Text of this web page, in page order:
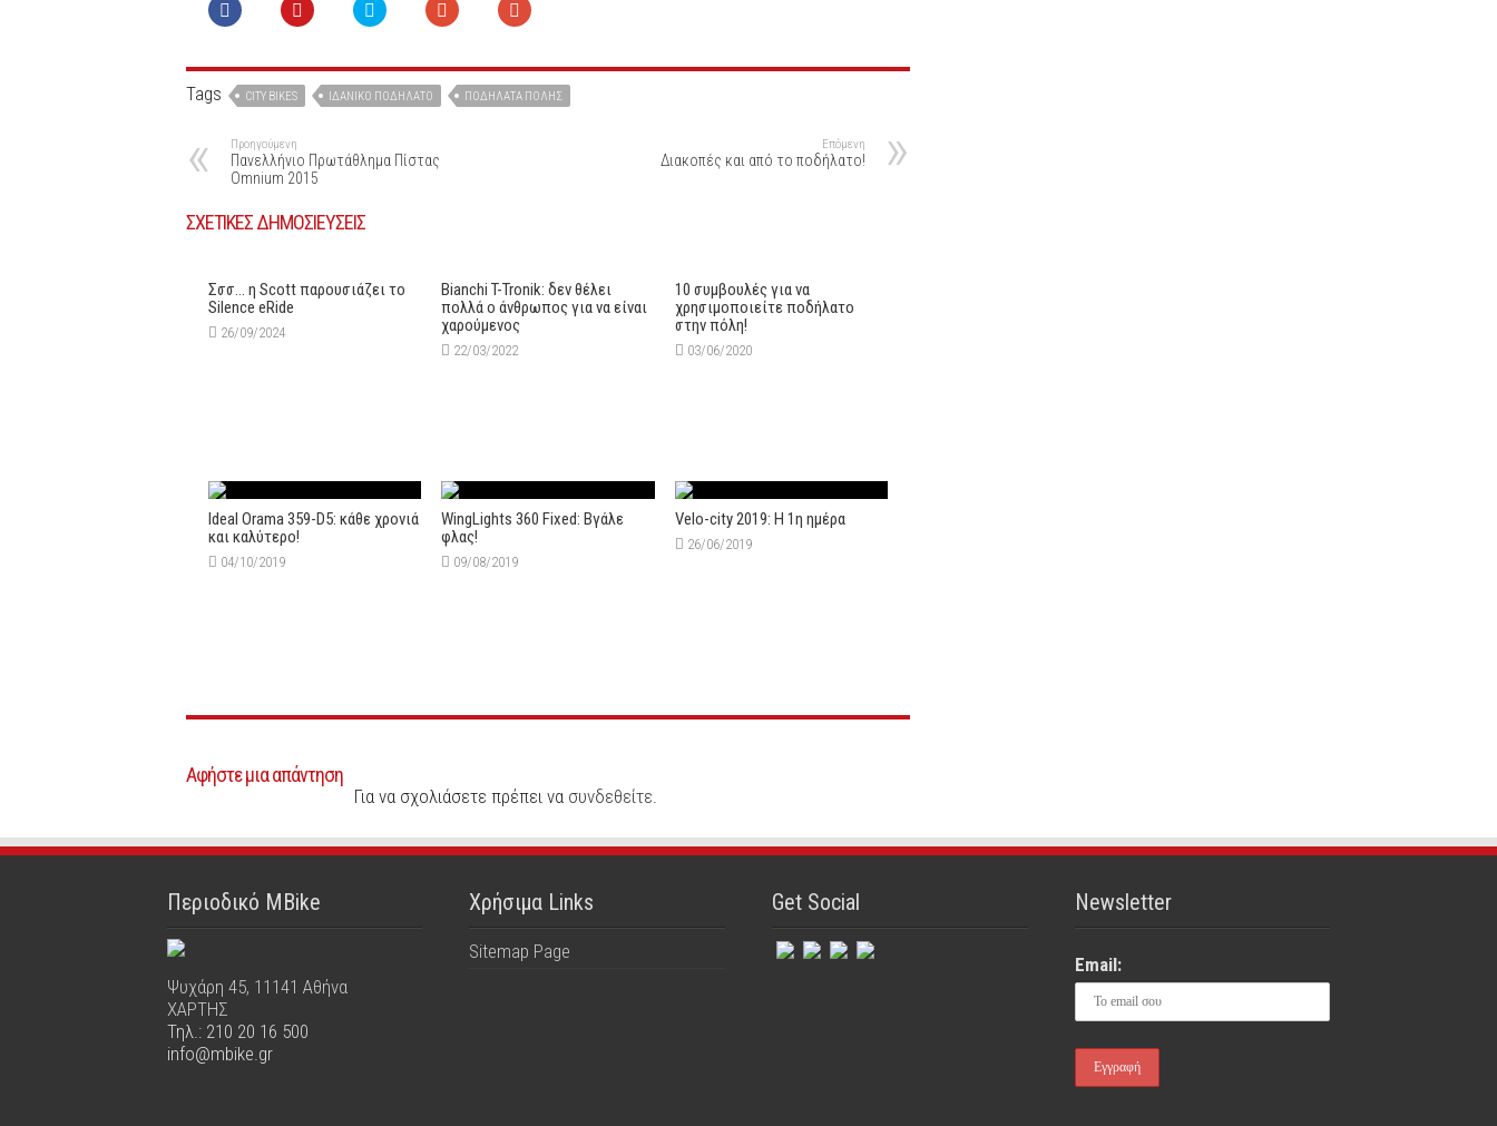
Tags CITY BIKES ΙΔΑΝΙΚΌ ΠΟΔΉΛΑΤΟ ΠΟΔΉΛΑΤΑ ΠΌΛΗΣ
Προηγούμενη
Πανελλήνιο Πρωτάθλημα Πίστας
Omnium 2015
Επόμενη
Διακοπές και από το ποδήλατο!
ΣΧΕΤΙΚΕΣ ΔΗΜΟΣΙΕΥΣΕΙΣ
Σσσ… η Scott παρουσιάζει το
Silence eRide
26/09/2024
Bianchi T-Tronik: δεν θέλει
πολλά ο άνθρωπος για να είναι
χαρούμενος
22/03/2022
10 συμβουλές για να
χρησιμοποιείτε ποδήλατο
στην πόλη!
03/06/2020
Ideal Orama 359-D5: κάθε χρονιά
και καλύτερο!
04/10/2019
WingLights 360 Fixed: Βγάλε
φλας!
09/08/2019
Velo-city 2019: H 1η ημέρα
26/06/2019
Αφήστε μια απάντηση
Για να σχολιάσετε πρέπει να συνδεθείτε.
Περιοδικό MBike
Ψυχάρη 45, 11141 Αθήνα
ΧΑΡΤΗΣ
Τηλ.: 210 20 16 500
info@mbike.gr
Χρήσιμα Links
Sitemap Page
Get Social Newsletter
Email: